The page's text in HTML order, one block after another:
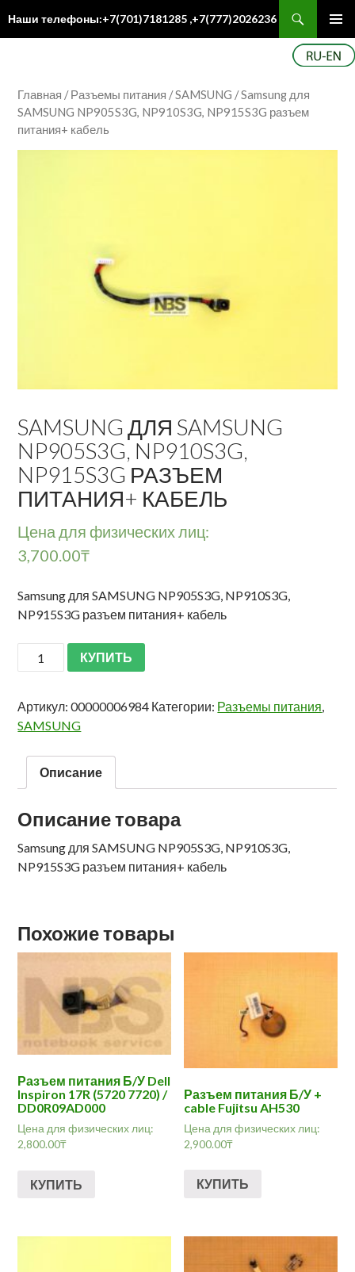
Наши телефоны:+7(701)7181285 ,+7(777)2026236
Главная /Разъемы питания /SAMSUNG / Samsung для
SAMSUNG NP905S3G, NP910S3G, NP915S3G разъем
питания+ кабель
SAMSUNG ДЛЯ SAMSUNG
NP905S3G, NP910S3G,
NP915S3G РАЗЪЕМ
ПИТАНИЯ+ КАБЕЛЬ
Цена для физических лиц:
3,700.00₸
Samsung для SAMSUNG NP905S3G, NP910S3G,
NP915S3G разъем питания+ кабель
КУПИТЬ
Артикул:00000006984 Категории: Разъемы питания,
SAMSUNG
Описание
Описание товара
Samsung для SAMSUNG NP905S3G, NP910S3G,
NP915S3G разъем питания+ кабель
Похожие товары
Разъем питания Б/У Dell
Inspiron 17R (5720 7720) /
DD0R09AD000
Цена для физических лиц:
2,800.00₸
КУПИТЬ
Разъем питания Б/У +
cable Fujitsu AH530
Цена для физических лиц:
2,900.00₸
КУПИТЬ